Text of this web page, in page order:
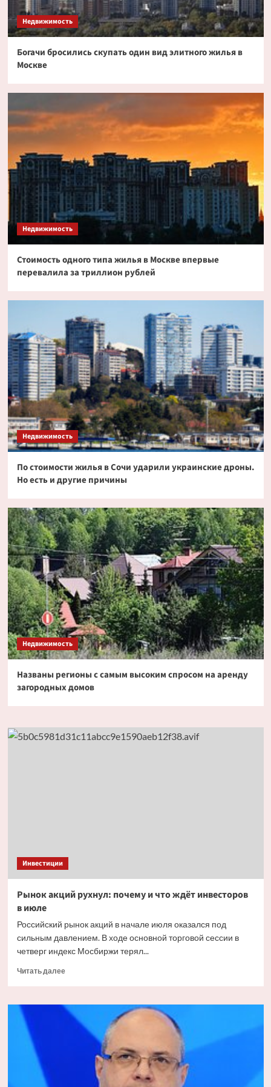
3
токенизированных акциях
Криптовалюта
Криптовалюта
Эксперт PlanB допустил снижение биткоина
до $52 000
Недвижимость
Богачи бросились скупать один вид элитного жилья в
Москве
Недвижимость
Стоимость одного типа жилья в Москве впервые
перевалила за триллион рублей
Недвижимость
По стоимости жилья в Сочи ударили украинские дроны.
Но есть и другие причины
Недвижимость
Названы регионы с самым высоким спросом на аренду
загородных домов
Инвестиции
Рынок акций рухнул: почему и что ждёт инвесторов
в июле
Российский рынок акций в начале июля оказался под
сильным давлением. В ходе основной торговой сессии в
четверг индекс Мосбиржи терял...
Читать далееПрочитать
Рынок
акций
рухнул:
инвесторов